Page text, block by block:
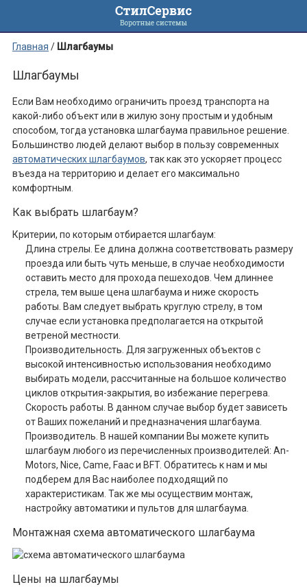
Главная / Шлагбаумы
Шлагбаумы
Если Вам необходимо ограничить проезд транспорта на
какой-либо объект или в жилую зону простым и удобным
способом, тогда установка шлагбаума правильное решение.
Большинство людей делают выбор в пользу современных
автоматических шлагбаумов, так как это ускоряет процесс
въезда на территорию и делает его максимально
комфортным.
Как выбрать шлагбаум?
Критерии, по которым отбирается шлагбаум:
Длина стрелы. Ее длина должна соответствовать размеру
проезда или быть чуть меньше, в случае необходимости
оставить место для прохода пешеходов. Чем длиннее
стрела, тем выше цена шлагбаума и ниже скорость
работы. Вам следует выбрать круглую стрелу, в том
случае если установка предполагается на открытой
ветреной местности.
Производительность. Для загруженных объектов с
высокой интенсивностью использования необходимо
выбирать модели, рассчитанные на большое количество
циклов открытия-закрытия, во избежание перегрева.
Скорость работы. В данном случае выбор будет зависеть
от Ваших пожеланий и предназначения шлагбаума.
Производитель. В нашей компании Вы можете купить
шлагбаум любого из перечисленных производителей: An-
Motors, Nice, Came, Faac и BFT. Обратитесь к нам и мы
подберем для Вас наиболее подходящий по
характеристикам. Так же мы осуществим монтаж,
настройку автоматики и пультов для шлагбаума.
Монтажная схема автоматического шлагбаума
Цены на шлагбаумы